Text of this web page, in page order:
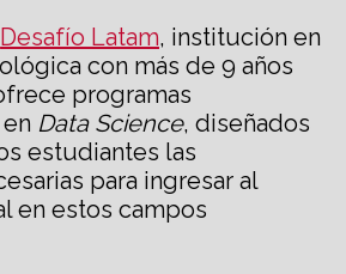
Desafío Latam, institución en
con más de 9 años
programas
Data Science, diseñados
estudiantes las
para ingresar al
en estos campos